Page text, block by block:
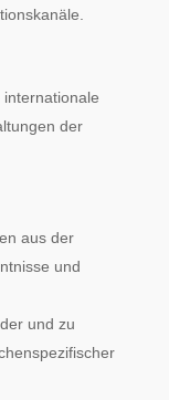
der
aus der
und
und zu